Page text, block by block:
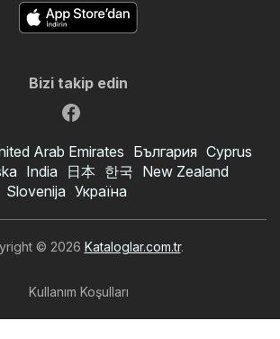
Bizi takip edin
Arab Emirates България Cyprus
India 日本 한국 New Zealand
Slovenija Україна
© 2026 Kataloglar.com.tr.
Kullanım Koşulları